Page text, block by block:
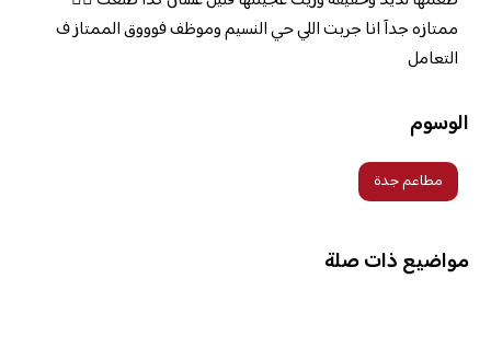
ممتازه جدآ انا جربت اللي حي النسيم وموظف فوووق الممتاز ف
التعامل
الوسوم
مطاعم جدة
مواضيع ذات صلة